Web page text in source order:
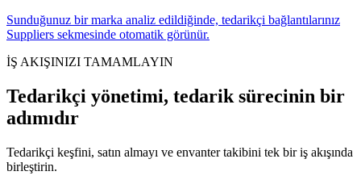
Sunduğunuz bir marka analiz edildiğinde, tedarikçi bağlantılarınız
Suppliers sekmesinde otomatik görünür.
İŞ AKIŞINIZI TAMAMLAYIN
Tedarikçi yönetimi, tedarik sürecinin bir
adımıdır
Tedarikçi keşfini, satın almayı ve envanter takibini tek bir iş akışında
birleştirin.